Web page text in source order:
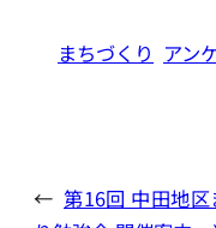
まちづくり アン
← 第16回 中田地区